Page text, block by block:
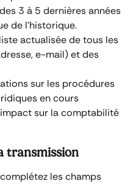
3 à 5 dernières années
de l'historique.
actualisée de tous les
e-mail) et des
sur les procédures
en cours
sur la comptabilité
transmission
les champs